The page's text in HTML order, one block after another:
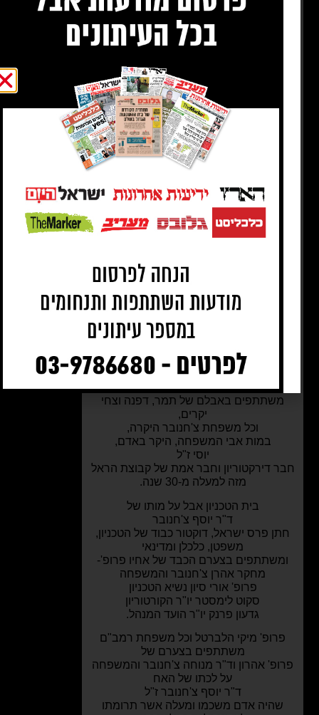
חתן פרס ישראל
יוסף צ'חנובר
תתקיים היום, יום רביעי, ט"ו אלול
שבעה בבית המנוח, רחוב אמירים
ביקורי תנחומים מיום רביעי, 18.9.24 ועד יום
ילדיו: תמר צ'חנובר
צחי ואליסון צ'חנובר
מייה, טליה, בן, אלינור, גבריאל ואנה
ומשפחתו: אהרן ומנוחה וצחי צ'חנובר.
המנהלים, ההנהלה והעובדים במוזיאון
בהוקרה ומרכינים ראש עם לכתו של
רב פעלים, חתן פרס ישראל, מנכ"ל
משרד החוץ לשעבר
כבוד של המוזיאון וחבר ותיק ומוערך
במועצת המנהלים
ושולחים תנחומים כנים למשפחתו.
ואילנה, גידי וחני, יואב ונורית וכל הנהלת
ועובדי קבוצת הראל השקעות
באבלם של תמר, דפנה וצחי
וכל משפחת צ'חנובר היקרה,
במות אבי המשפחה, היקר באדם,
דירקטוריון וחבר אמת של קבוצת הראל
מזה למעלה מ-30 שנה.
בית הטכניון אבל על מותו של
ד"ר יוסף צ'חנובר
פרס ישראל, דוקטור כבוד של הטכניון,
משפטן, כלכלן ומדינאי
בצערם הכבד של אחיו פרופ'-
מחקר אהרן צ'חנובר והמשפחה
פרופ' אורי סיוןנשיא הטכניון
סקוט לימסטר יו"ר הקורטוריון
גדעון פרנק יו"ר הועד המנהל.
מיקי הלברטל וכל משפחת רמב"ם
משתתפים בצערם של
אהרון וד"ר מנוחה צ'חנובר והמשפחה
על לכתו של האח
ד"ר יוסף צ'חנובר ז"ל
אדם משכמו ומעלה אשר תרומתו